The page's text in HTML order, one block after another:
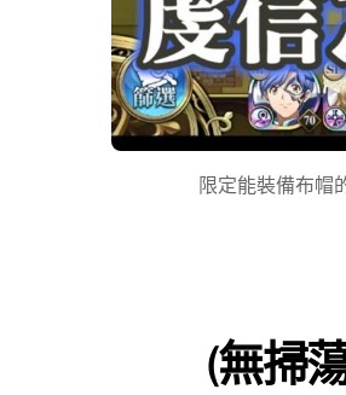
限定能裝備布帽
(無掃